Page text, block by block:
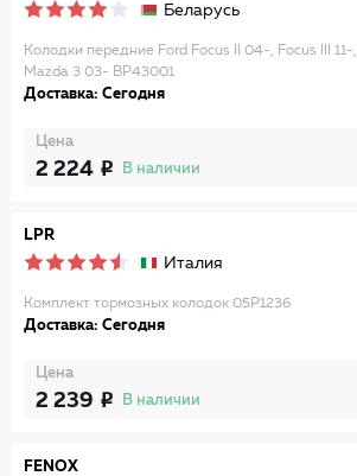
Беларусь
Колодки передние Ford Focus II 04-, Focus III 11-,
Mazda 3 03- BP43001
Доставка: Сегодня
Цена
2 224 В наличии
LPR
Италия
Комплект тормозных колодок 05P1236
Доставка: Сегодня
Цена
2 239 В наличии
FENOX